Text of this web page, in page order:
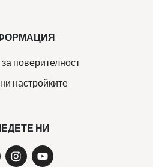
поверителност
настройките
НИ